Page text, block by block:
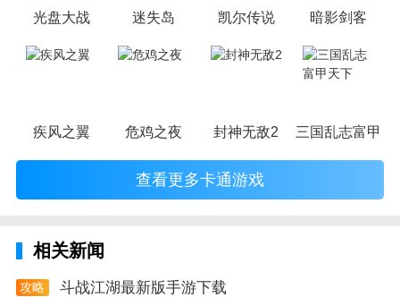
光盘大战 迷失岛 凯尔传说 暗影剑客
疾风之翼 危鸡之夜 封神无敌2 三国乱志富甲天
查看更多卡通游戏
相关新闻
攻略 斗战江湖最新版手游下载